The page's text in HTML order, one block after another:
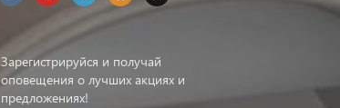
Зарегистрируйся и получай
оповещения о лучших акциях и
предложениях!